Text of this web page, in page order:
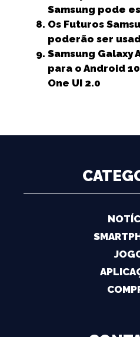
Samsung pode
Os Futuros
poderão ser
Samsung Galaxy
para o Android
One UI 2.0